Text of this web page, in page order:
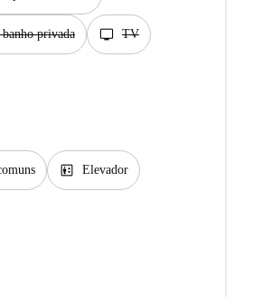
banho privada tv TV
elevator Elevador